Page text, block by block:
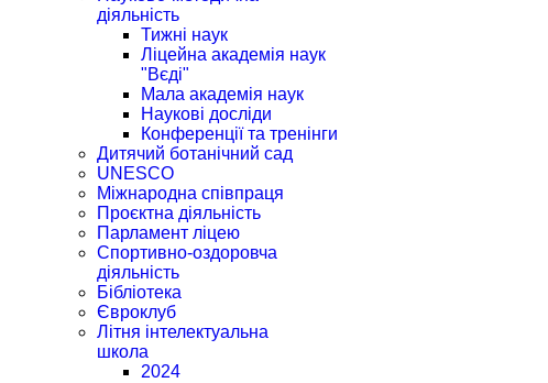
діяльність
Тижні наук
Ліцейна академія наук
"Вєді"
Мала академія наук
Наукові досліди
Конференції та тренінги
Дитячий ботанічний сад
UNESCO
Міжнародна співпраця
Проєктна діяльність
Парламент ліцею
Спортивно-оздоровча
діяльність
Бібліотека
Євроклуб
Літня інтелектуальна
школа
2024